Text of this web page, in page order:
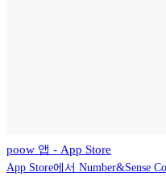
poow 앱 - App Store
App Store에서 Number&Sense